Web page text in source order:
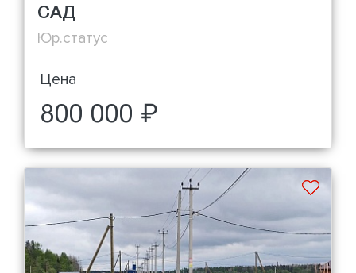
САД
Юр.статус
Цена
800 000 ₽